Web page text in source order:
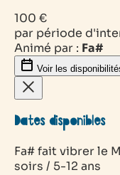
100 €
par période
Animé par : Fa#
Voir les
Dates disponibles
Fa# fait vibrer le
soirs / 5-12 ans